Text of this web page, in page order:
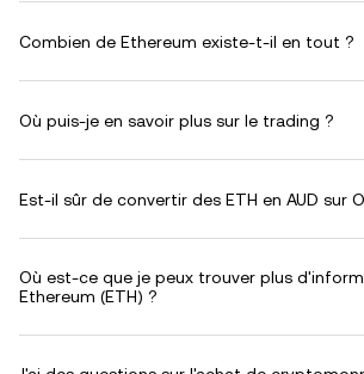
Combien de Ethereum existe-t-il en tout ?
Où puis-je en savoir plus sur le trading ?
Est-il sûr de convertir des ETH en AUD sur
Où est-ce que je peux trouver plus
Ethereum (ETH) ?